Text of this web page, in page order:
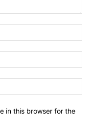
in this browser for the